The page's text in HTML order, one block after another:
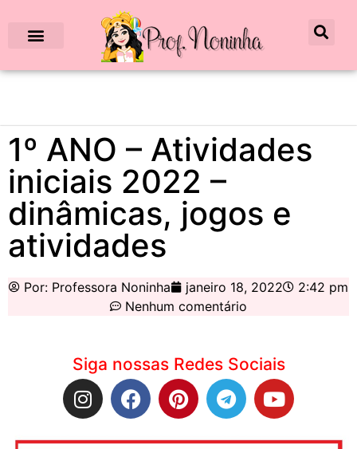
1º ANO – Atividades
iniciais 2022 –
dinâmicas, jogos e
atividades
Por: Professora Noninha janeiro 18, 2022
2:42 pm
Nenhum comentário
Siga nossas Redes Sociais